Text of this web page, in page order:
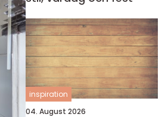
inspiration
04. August 2026